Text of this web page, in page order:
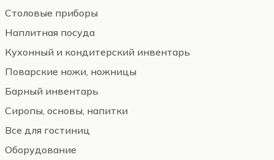
Столовые приборы
Наплитная посуда
Кухонный и кондитерский инвентарь
Поварские ножи, ножницы
Барный инвентарь
Сиропы, основы, напитки
Все для гостиниц
Оборудование